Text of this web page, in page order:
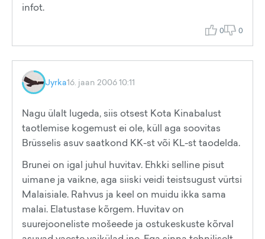
infot.
0 0
Jyrka16. jaan 2006 10:11
Nagu ülalt lugeda, siis otsest Kota Kinabalust
taotlemise kogemust ei ole, küll aga soovitas
Brüsselis asuv saatkond KK-st või KL-st taodelda.
Brunei on igal juhul huvitav. Ehkki selline pisut
uimane ja vaikne, aga siiski veidi teistsugust vürtsi
Malaisiale. Rahvus ja keel on muidu ikka sama
malai. Elatustase kõrgem. Huvitav on
suurejooneliste mošeede ja ostukeskuste kõrval